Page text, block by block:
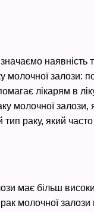
наявність
молочної залози:
лікарям в
молочної залози,
раку, який
має більш
молочної